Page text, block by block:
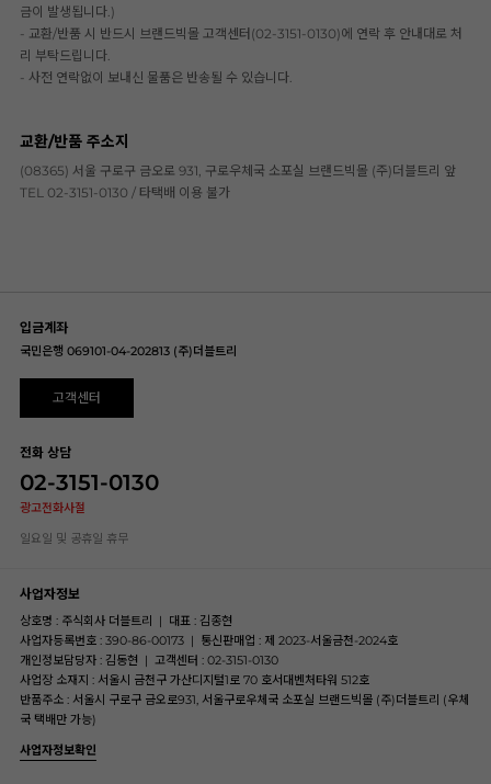
금이 발생됩니다.)
- 교환/반품 시 반드시 브랜드빅몰 고객센터(02-3151-0130)에 연락 후 안내대로 처
리 부탁드립니다.
- 사전 연락없이 보내신 물품은 반송될 수 있습니다.
교환/반품 주소지
(08365) 서울 구로구 금오로 931, 구로우체국 소포실 브랜드빅몰 (주)더블트리 앞
TEL 02-3151-0130 / 타택배 이용 불가
입금계좌
국민은행 069101-04-202813 (주)더블트리
고객센터
전화 상담
02-3151-0130
광고전화사절
일요일 및 공휴일 휴무
사업자정보
상호명 : 주식회사 더블트리 | 대표 : 김종현
사업자등록번호 : 390-86-00173 | 통신판매업 : 제 2023-서울금천-2024호
개인정보담당자 : 김동현 | 고객센터 : 02-3151-0130
사업장 소재지 : 서울시 금천구 가산디지털1로 70 호서대벤처타워 512호
반품주소 : 서울시 구로구 금오로931, 서울구로우체국 소포실 브랜드빅몰 (주)더블트리 (우체
국 택배만 가능)
사업자정보확인